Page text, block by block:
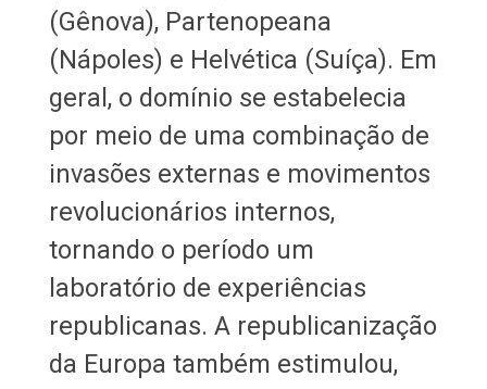
(Gênova), Partenopeana
(Nápoles) e Helvética (Suíça). Em
geral, o domínio se estabelecia
por meio de uma combinação de
invasões externas e movimentos
revolucionários internos,
tornando o período um
laboratório de experiências
republicanas. A republicanização
da Europa também estimulou,